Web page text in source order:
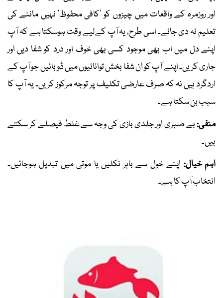
اور روزمرہ کے واقعات میں چیزوں کو ’کافی محفوظ‘ نہیں ماننے کی
تعلیم نہ دی جائے۔ اسی طرح، یہ آپ کےلیے وقت ہوسکتا ہے کہ آپ
اپنے دل میں اب بھی موجود کسی بھی خوف اور درد کو شفا دیں اور
جاری کریں۔ اپنے آپ کو ان شفا بخش توانائیوں میں ڈوبائیں جو آپ کے
اردگرد ہیں نہ کہ صرف عارضی تکلیف پر توجہ مرکوز کریں۔ یہ آپ کا
سبب بن سکتا ہے۔
منفی:بے صبری اور جلدی بازی کی وجہ سے غلط فیصلے کر سکتے
ہیں۔
اہم خیال: اپنے خول سے باہر نکلیں یا موتی میں تبدیل ہوجائیں۔
انتخاب آپ کا ہے۔